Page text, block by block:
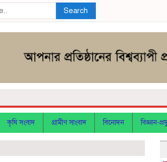
Search
কৃষি সংবাদ গ্রামীণ সাংবাদ বিনোদন বিজ্ঞান-